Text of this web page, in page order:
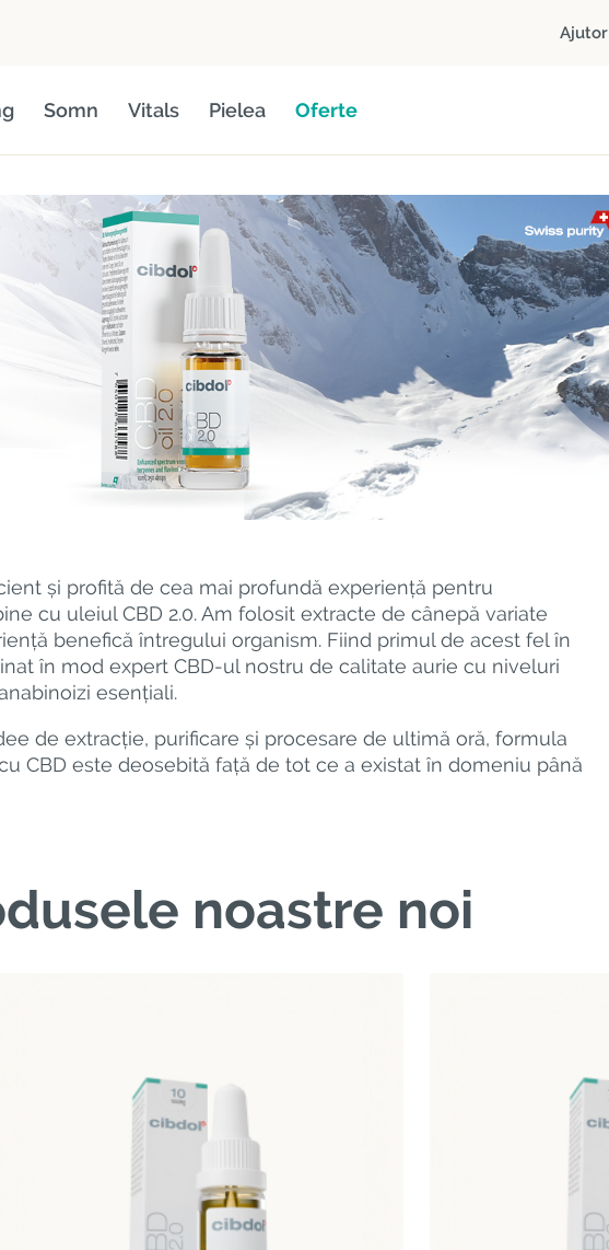
Ajutor
Somn Vitals Pielea Oferte
și profită de cea mai profundă experiență pentru
cu uleiul CBD 2.0. Am folosit extracte de cânepă variate
benefică întregului organism. Fiind primul de acest fel în
în mod expert CBD-ul nostru de calitate aurie cu niveluri
esențiali.
de extracție, purificare și procesare de ultimă oră, formula
CBD este deosebită față de tot ce a existat în domeniu până
noastre noi